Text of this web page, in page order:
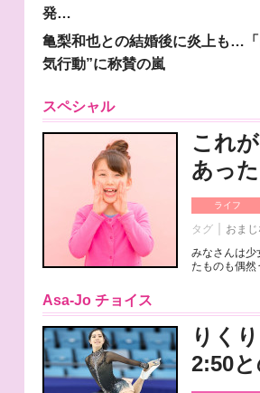
発…
亀梨和也との結婚後に炎上も…
気行動”に称賛の嵐
スペシャル
これ
あっ
ライフ
タグ おま
みなさんは少
たものも偶然
Asa-Jo チョイス
りく
2:50